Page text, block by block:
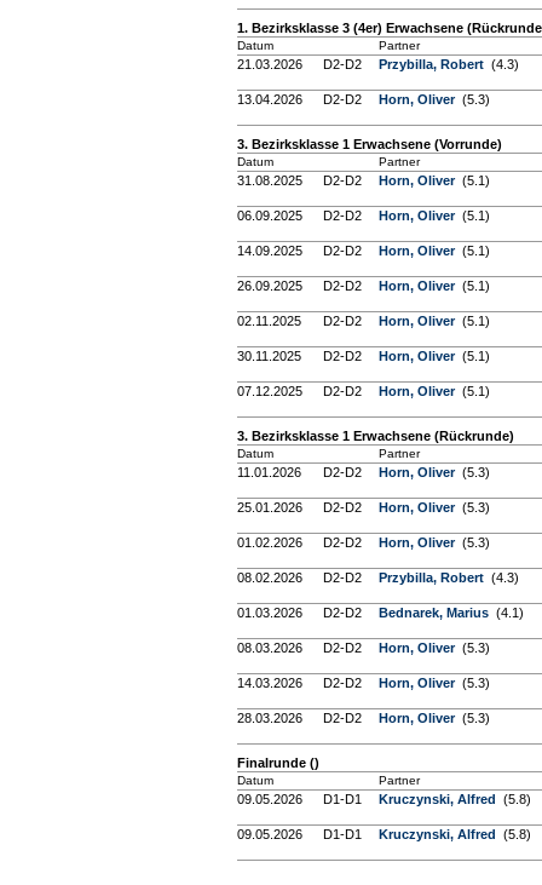
1. Bezirksklasse 3 (4er) Erwachsene
Datum Partner
21.03.2026 D2-D2 Przybilla, Robert (4.3)
13.04.2026 D2-D2 Horn, Oliver (5.3)
3. Bezirksklasse 1 Erwachsene (Vorrunde)
Datum Partner
31.08.2025 D2-D2 Horn, Oliver (5.1)
06.09.2025 D2-D2 Horn, Oliver (5.1)
14.09.2025 D2-D2 Horn, Oliver (5.1)
26.09.2025 D2-D2 Horn, Oliver (5.1)
02.11.2025 D2-D2 Horn, Oliver (5.1)
30.11.2025 D2-D2 Horn, Oliver (5.1)
07.12.2025 D2-D2 Horn, Oliver (5.1)
3. Bezirksklasse 1 Erwachsene (Rückrunde)
Datum Partner
11.01.2026 D2-D2 Horn, Oliver (5.3)
25.01.2026 D2-D2 Horn, Oliver (5.3)
01.02.2026 D2-D2 Horn, Oliver (5.3)
08.02.2026 D2-D2 Przybilla, Robert (4.3)
01.03.2026 D2-D2 Bednarek, Marius (4.1)
08.03.2026 D2-D2 Horn, Oliver (5.3)
14.03.2026 D2-D2 Horn, Oliver (5.3)
28.03.2026 D2-D2 Horn, Oliver (5.3)
Finalrunde ()
Datum Partner
09.05.2026 D1-D1 Kruczynski, Alfred (5.8)
09.05.2026 D1-D1 Kruczynski, Alfred (5.8)